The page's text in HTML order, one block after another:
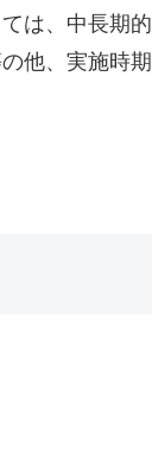
は、中長期的
他、実施時期